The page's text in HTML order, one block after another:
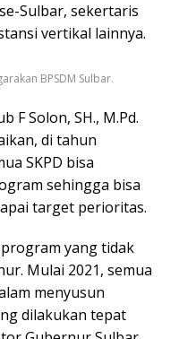
Sulbar, sekertaris
vertikal lainnya.
BPSDM Sulbar.
F Solon, SH., M.Pd.
di tahun
SKPD bisa
sehingga bisa
target perioritas.
yang tidak
Mulai 2021, semua
menyusun
dilakukan tepat